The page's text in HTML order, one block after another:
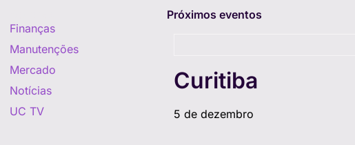
Finanças
Manutenções
Mercado
Notícias
UC TV
Próximos eventos
Curitiba
5 de dezembro